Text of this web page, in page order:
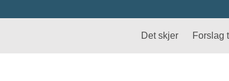
Det skjer Forslag